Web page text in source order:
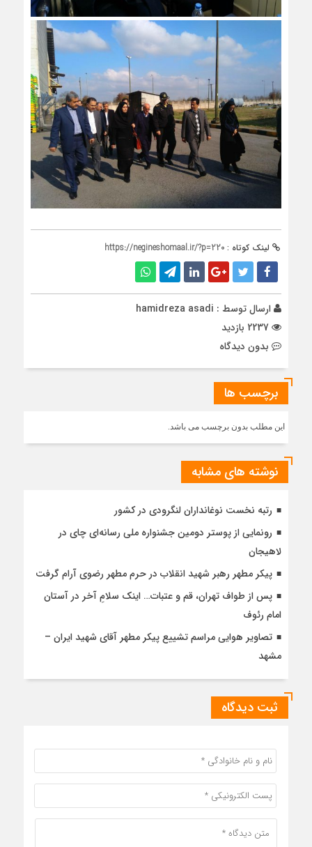
لینک کوتاه : https://negineshomaal.ir/?p=220
ارسال توسط : hamidreza asadi
بدون دیدگاه
برچسب ها
این مطلب بدون برچسب می باشد.
نوشته های مشابه
رتبه نخست نوغانداران لنگرودی در کشور
رونمایی از پوستر دومین جشنواره ملی رسانه‌ای چای در
لاهیجان
پیکر مطهر رهبر شهید انقلاب در حرم مطهر رضوی آرام گرفت
پس از طواف تهران، قم و عتبات… اینک سلامِ آخر در آستان
امام رئوف
تصاویر هوایی مراسم تشییع پیکر مطهر آقای شهید ایران –
مشهد
ثبت دیدگاه